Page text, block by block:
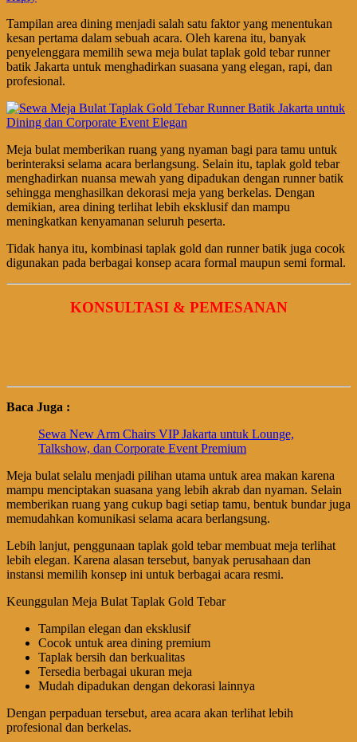
Tampilan area dining menjadi salah satu faktor yang menentukan
kesan pertama dalam sebuah acara. Oleh karena itu, banyak
penyelenggara memilih sewa meja bulat taplak gold tebar runner
batik Jakarta untuk menghadirkan suasana yang elegan, rapi, dan
profesional.
Meja bulat memberikan ruang yang nyaman bagi para tamu untuk
berinteraksi selama acara berlangsung. Selain itu, taplak gold tebar
menghadirkan nuansa mewah yang dipadukan dengan runner batik
sehingga menghasilkan dekorasi meja yang berkelas. Dengan
demikian, area dining terlihat lebih eksklusif dan mampu
meningkatkan kenyamanan seluruh peserta.
Tidak hanya itu, kombinasi taplak gold dan runner batik juga cocok
digunakan pada berbagai konsep acara formal maupun semi formal.
KONSULTASI & PEMESANAN
Baca Juga :
Sewa New Arm Chairs VIP Jakarta untuk Lounge,
Talkshow, dan Corporate Event Premium
Meja bulat selalu menjadi pilihan utama untuk area makan karena
mampu menciptakan suasana yang lebih akrab dan nyaman. Selain
memberikan ruang yang cukup bagi setiap tamu, bentuk bundar juga
memudahkan komunikasi selama acara berlangsung.
Lebih lanjut, penggunaan taplak gold tebar membuat meja terlihat
lebih elegan. Karena alasan tersebut, banyak perusahaan dan
instansi memilih konsep ini untuk berbagai acara resmi.
Keunggulan Meja Bulat Taplak Gold Tebar
Tampilan elegan dan eksklusif
Cocok untuk area dining premium
Taplak bersih dan berkualitas
Tersedia berbagai ukuran meja
Mudah dipadukan dengan dekorasi lainnya
Dengan perpaduan tersebut, area acara akan terlihat lebih
profesional dan berkelas.